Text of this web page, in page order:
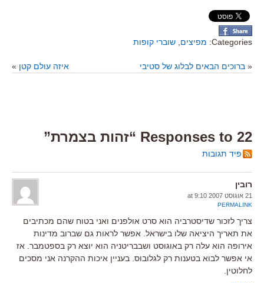
Categories: מפיצים שוברי קופות
« ברוכים הבאים לבלוג של סטיבי איזה עולם קטן »
22 Responses to “זהות בצמרת”
פיד תגובות
רובין
21 אוגוסט 2007 at 9:10
PERMALINK
צריך לזכור שדיסטרביה הוא סרט אולפנים ואני בטוח שהם מכתיבים
את תאריך היציאה שלו בישראל. אפשר לראות גם שברוב מדינות
אירופה הוא עלה רק באוגוסט ושבבריטניה הוא יוצא רק בספטמבר. אז
אי אפשר לבוא בטענות רק לגלובוס. בעניין איכות ההקרנה אני מסכים
לחלוטין.